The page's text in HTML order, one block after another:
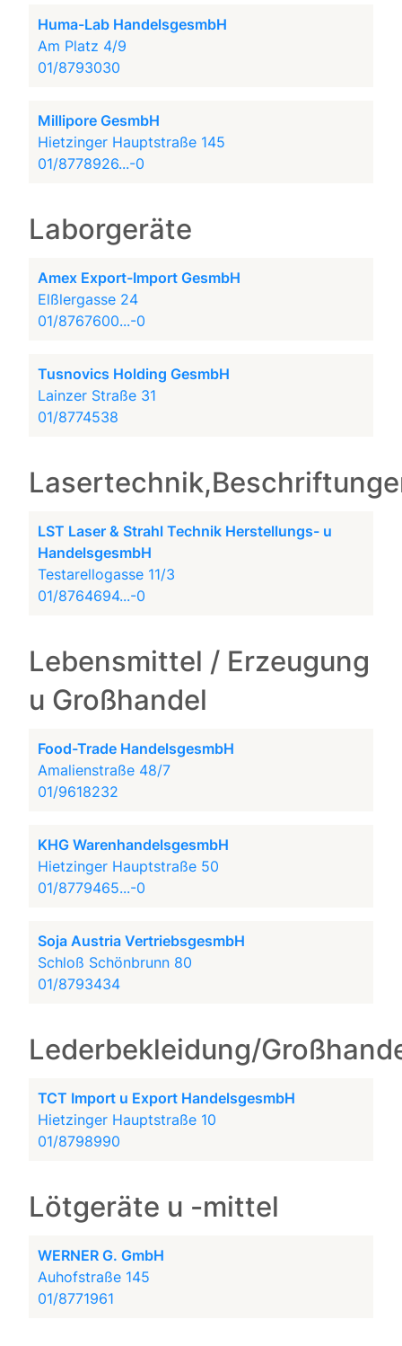
Huma-Lab HandelsgesmbH
Am Platz 4/9
01/8793030
Millipore GesmbH
Hietzinger Hauptstraße 145
01/8778926...-0
Laborgeräte
Amex Export-Import GesmbH
Elßlergasse 24
01/8767600...-0
Tusnovics Holding GesmbH
Lainzer Straße 31
01/8774538
LST Laser & Strahl Technik Herstellungs- u
HandelsgesmbH
Testarellogasse 11/3
01/8764694...-0
Lebensmittel / Erzeugung
u Großhandel
Food-Trade HandelsgesmbH
Amalienstraße 48/7
01/9618232
KHG WarenhandelsgesmbH
Hietzinger Hauptstraße 50
01/8779465...-0
Soja Austria VertriebsgesmbH
Schloß Schönbrunn 80
01/8793434
Lederbekleidung/
TCT Import u Export HandelsgesmbH
Hietzinger Hauptstraße 10
01/8798990
Lötgeräte u -mittel
WERNER G. GmbH
Auhofstraße 145
01/8771961